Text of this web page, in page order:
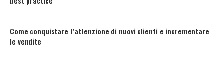
Come conquistare l’attenzione di nuovi clienti e incrementare
le vendite